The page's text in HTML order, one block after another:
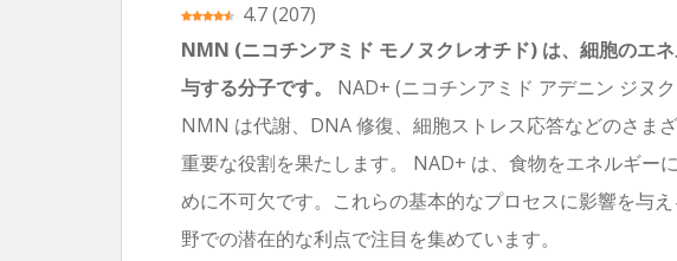
4.7(207)
NMN (ニコチンアミド モノヌクレオチド) は、細胞のエ
与する分子です。
NAD+ (ニコチンアミド アデニン ジヌ
NMN は代謝、DNA 修復、細胞ストレス応答などのさま
重要な役割を果たします。 NAD+ は、食物をエネルギー
めに不可欠です。これらの基本的なプロセスに影響を与
野での潜在的な利点で注目を集めています。